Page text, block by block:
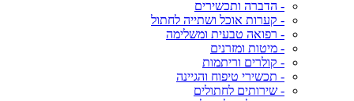
- הדברה ותכשירים
- קערות אוכל ושתייה לחתול
- רפואה טבעית ומשלימה
- מיטות ומזרנים
- קולרים וריתמות
- תכשירי טיפוח והגיינה
- שירותים לחתולים